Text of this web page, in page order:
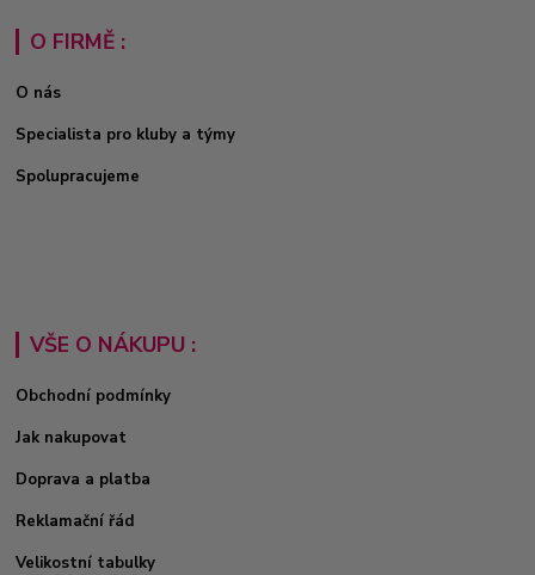
O FIRMĚ :
O nás
Specialista pro kluby a týmy
Spolupracujeme
VŠE O NÁKUPU :
Obchodní podmínky
Jak nakupovat
Doprava a platba
Reklamační řád
Velikostní tabulky